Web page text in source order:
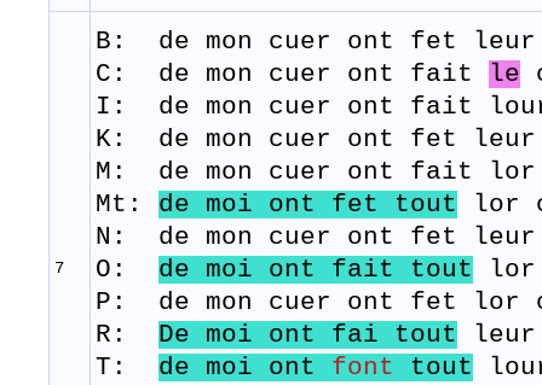
7
B: de mon cuer ont fet
leur
C: de mon cuer ont fait
le
I: de mon cuer ont fait
K: de mon cuer ont fet leur
M: de mon cuer ont fait
lor
Mt: de moi ont fet tout lor
N: de mon cuer ont fet leur
O: de moi ont fait tout lor
P: de mon cuer ont fet lor
​R: De moi ont fai tout
leur
T: de moi ont font tout